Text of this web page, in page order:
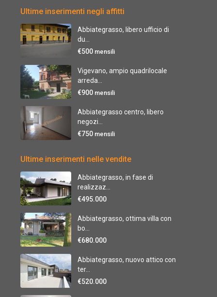
Ultime inserimenti negli affitti
Abbiategrasso, libero ufficio di
du...
€500 mensili
Vigevano, ampio quadrilocale
arreda...
€900 mensili
Abbiategrasso centro, libero
negozi...
€750 mensili
Ultime inserimenti nelle vendite
Abbiategrasso, in fase di
realizzaz...
€495.000
Abbiategrasso, ottima villa con
bo...
€680.000
Abbiategrasso, nuovo attico con
ter...
€520.000